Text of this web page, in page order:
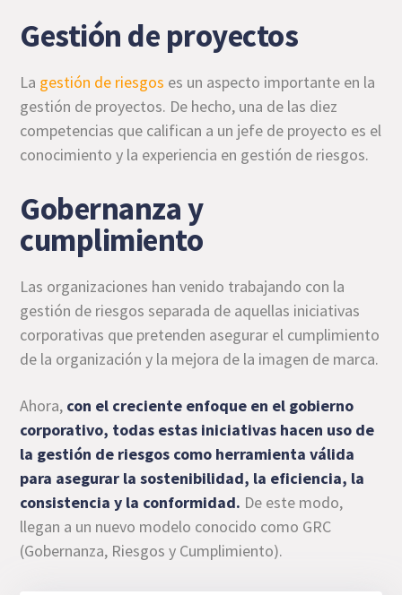
Gestión de proyectos
La gestión de riesgos es un aspecto importante en la
gestión de proyectos. De hecho, una de las diez
competencias que califican a un jefe de proyecto es el
conocimiento y la experiencia en gestión de riesgos.
Gobernanza y
cumplimiento
Las organizaciones han venido trabajando con la
gestión de riesgos separada de aquellas iniciativas
corporativas que pretenden asegurar el cumplimiento
de la organización y la mejora de la imagen de marca.
Ahora, con el creciente enfoque en el gobierno
corporativo, todas estas iniciativas hacen uso de
la gestión de riesgos como herramienta válida
para asegurar la sostenibilidad, la eficiencia, la
consistencia y la conformidad. De este modo,
llegan a un nuevo modelo conocido como GRC
(Gobernanza, Riesgos y Cumplimiento).